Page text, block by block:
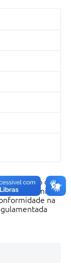
à aquisição de
Familiar
na